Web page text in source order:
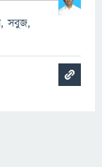
সবুজ,